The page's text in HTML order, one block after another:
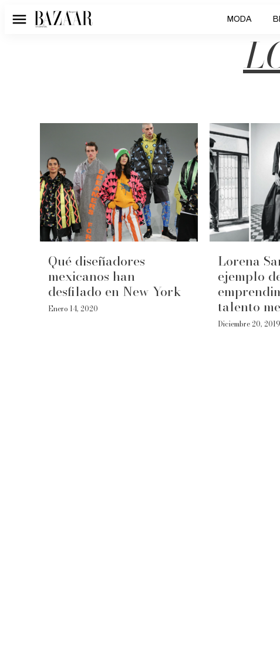
Menú MODA
Qué diseñadores
mexicanos han
desfilado en New York
Enero 14, 2020
Lorena
ejemplo
talento
Diciembre 20, 2019